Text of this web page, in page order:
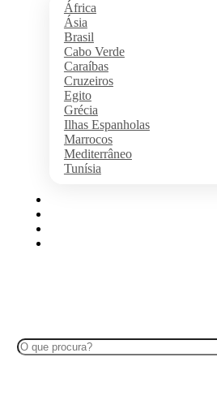
África
Ásia
Brasil
Cabo Verde
Caraíbas
Cruzeiros
Egito
Grécia
Ilhas Espanholas
Marrocos
Mediterrâneo
Tunísia
Search